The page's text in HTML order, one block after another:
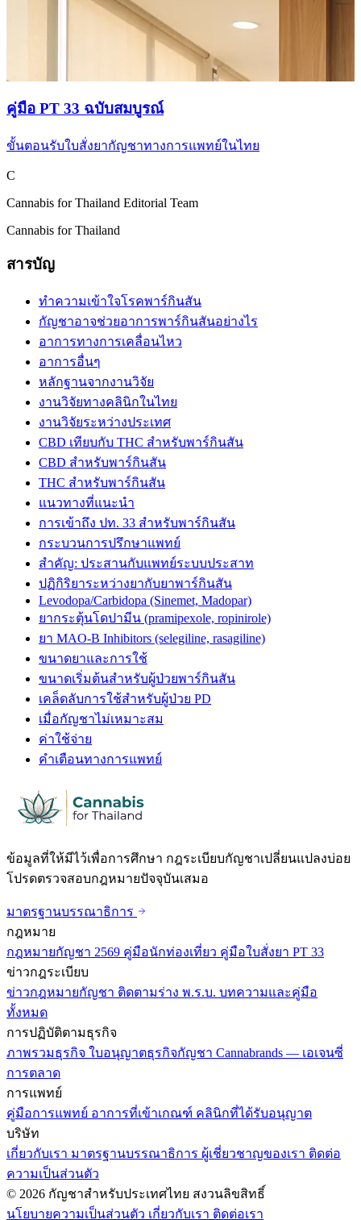
คู่มือ PT 33 ฉบับสมบูรณ์
ขั้นตอนรับใบสั่งยากัญชาทางการแพทย์ในไทย
C
Cannabis for Thailand Editorial Team
Cannabis for Thailand
สารบัญ
ทำความเข้าใจโรคพาร์กินสัน
กัญชาอาจช่วยอาการพาร์กินสันอย่างไร
อาการทางการเคลื่อนไหว
อาการอื่นๆ
หลักฐานจากงานวิจัย
งานวิจัยทางคลินิกในไทย
งานวิจัยระหว่างประเทศ
CBD เทียบกับ THC สำหรับพาร์กินสัน
CBD สำหรับพาร์กินสัน
THC สำหรับพาร์กินสัน
แนวทางที่แนะนำ
การเข้าถึง ปท. 33 สำหรับพาร์กินสัน
กระบวนการปรึกษาแพทย์
สำคัญ: ประสานกับแพทย์ระบบประสาท
ปฏิกิริยาระหว่างยากับยาพาร์กินสัน
Levodopa/Carbidopa (Sinemet, Madopar)
ยากระตุ้นโดปามีน (pramipexole, ropinirole)
ยา MAO-B Inhibitors (selegiline, rasagiline)
ขนาดยาและการใช้
ขนาดเริ่มต้นสำหรับผู้ป่วยพาร์กินสัน
เคล็ดลับการใช้สำหรับผู้ป่วย PD
เมื่อกัญชาไม่เหมาะสม
ค่าใช้จ่าย
คำเตือนทางการแพทย์
ข้อมูลที่ให้มีไว้เพื่อการศึกษา กฎระเบียบกัญชาเปลี่ยนแปลงบ่อย
โปรดตรวจสอบกฎหมายปัจจุบันเสมอ
มาตรฐานบรรณาธิการ
กฎหมาย
กฎหมายกัญชา 2569 คู่มือนักท่องเที่ยว คู่มือใบสั่งยา PT 33
ข่าวกฎระเบียบ
ข่าวกฎหมายกัญชา ติดตามร่าง พ.ร.บ. บทความและคู่มือ
ทั้งหมด
การปฏิบัติตามธุรกิจ
ภาพรวมธุรกิจ ใบอนุญาตธุรกิจกัญชา Cannabrands — เอเจนซี่
การตลาด
การแพทย์
คู่มือการแพทย์ อาการที่เข้าเกณฑ์ คลินิกที่ได้รับอนุญาต
บริษัท
เกี่ยวกับเรา มาตรฐานบรรณาธิการ ผู้เชี่ยวชาญของเรา ติดต่อ
ความเป็นส่วนตัว
© 2026 กัญชาสำหรับประเทศไทย สงวนลิขสิทธิ์
นโยบายความเป็นส่วนตัว เกี่ยวกับเรา ติดต่อเรา